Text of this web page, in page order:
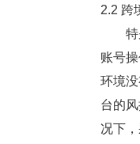
2.2 跨
特别
账号
环境
台的
况下